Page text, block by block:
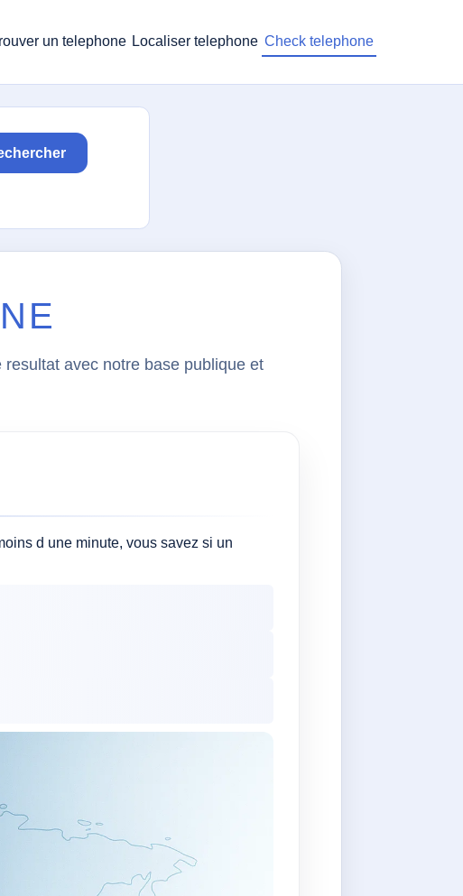
un telephone Localiser telephone Check telephone
avec notre base publique et
d une minute, vous savez si un